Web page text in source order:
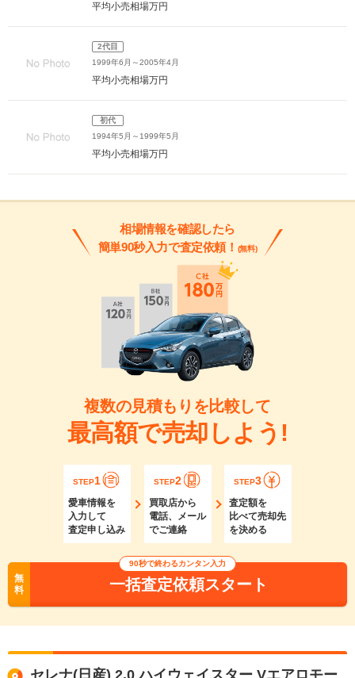
平均小売相場万円
2代目
1999年6月～2005年4月
平均小売相場万円
初代
1994年5月～1999年5月
平均小売相場万円
相場情報を確認したら
簡単90秒入力で査定依頼！ (無料)
複数の見積もりを比較して
最高額で売却しよう!
STEP1
愛車情報を
入力して
査定申し込み
STEP2
買取店から
電話、メール
でご連絡
STEP3
査定額を
比べて売却先
を決める
無
料
90秒で終わるカンタン入力
一括査定依頼スタート